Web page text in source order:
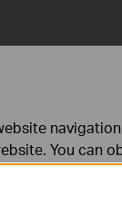
You can
policy.